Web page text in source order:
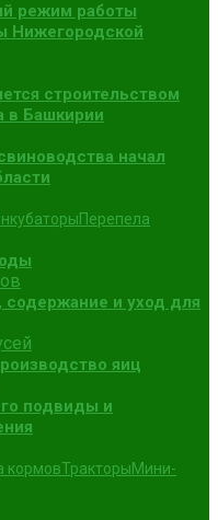
режим работы
Нижегородской
строительством
в Башкирии
начал
Перепела
и уход для
яиц
подвиды и
кормовТракторыМини-